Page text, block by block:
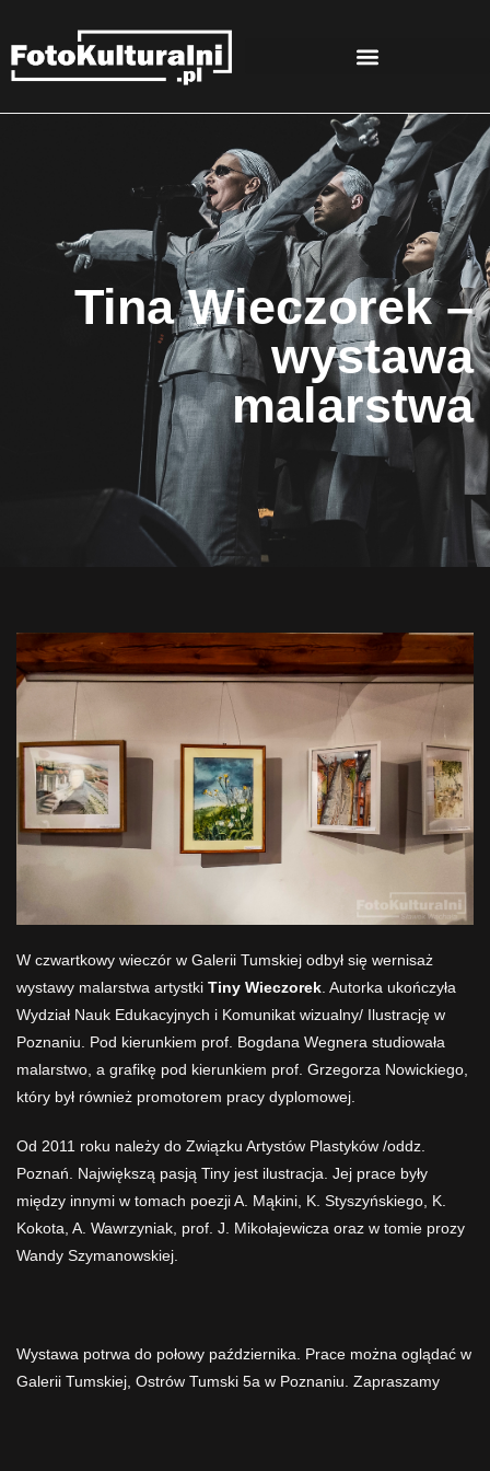
Tina Wieczorek –
wystawa
malarstwa
W czwartkowy wieczór w Galerii Tumskiej odbył się wernisaż
wystawy malarstwa artystki Tiny Wieczorek . Autorka ukończyła
Wydział Nauk Edukacyjnych i Komunikat wizualny/ Ilustrację w
Poznaniu. Pod kierunkiem prof. Bogdana Wegnera studiowała
malarstwo, a grafikę pod kierunkiem prof. Grzegorza Nowickiego,
który był również promotorem pracy dyplomowej.
Od 2011 roku należy do Związku Artystów Plastyków /oddz.
Poznań. Największą pasją Tiny jest ilustracja. Jej prace były
między innymi w tomach poezji A. Mąkini, K. Styszyńskiego, K.
Kokota, A. Wawrzyniak, prof. J. Mikołajewicza oraz w tomie prozy
Wandy Szymanowskiej.
Wystawa potrwa do połowy października. Prace można oglądać w
Galerii Tumskiej, Ostrów Tumski 5a w Poznaniu. Zapraszamy